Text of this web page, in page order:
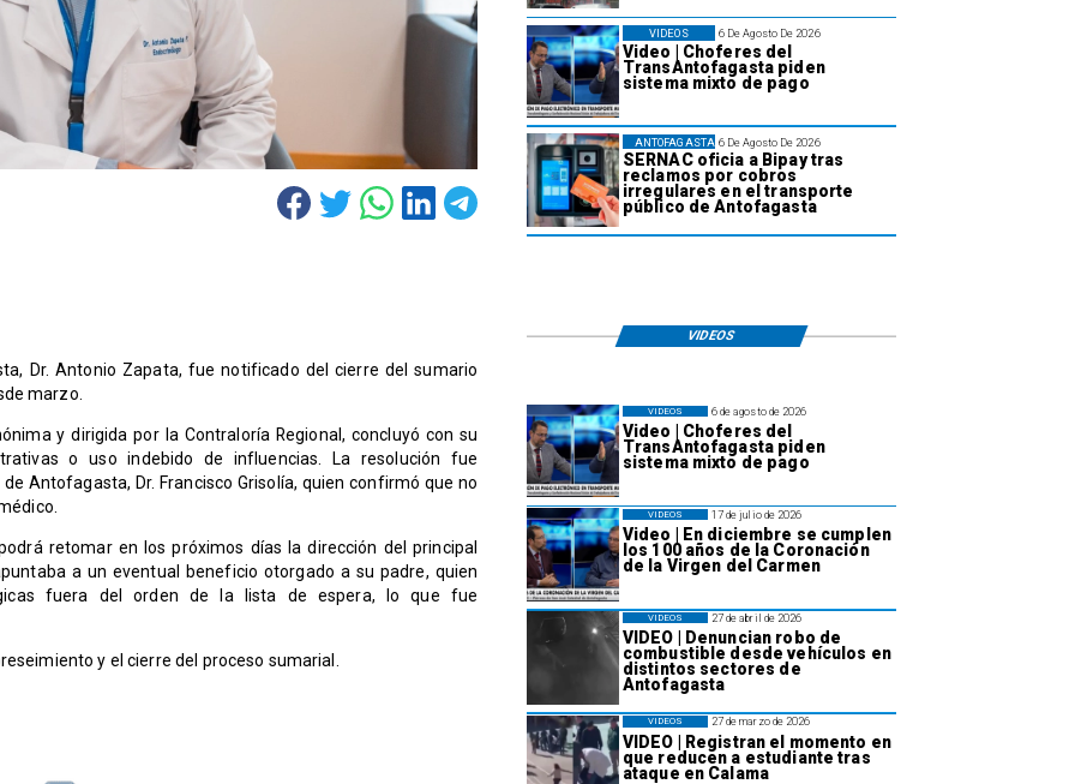
6 De Agosto De 2026
Video | Choferes del
TransAntofagasta piden
sistema mixto de pago
VIDEOS
6 De Agosto De 2026
SERNAC oficia a Bipay tras
reclamos por cobros
irregulares en el transporte
público de Antofagasta
ANTOFAGASTA
Dr. Antonio Zapata, fue notificado del cierre del sumario
marzo.
y dirigida por la Contraloría Regional, concluyó con su
o uso indebido de influencias. La resolución fue
Antofagasta, Dr. Francisco Grisolía, quien confirmó que no
retomar en los próximos días la dirección del principal
a un eventual beneficio otorgado a su padre, quien
fuera del orden de la lista de espera, lo que fue
y el cierre del proceso sumarial.
VIDEOS
6 de agosto de 2026
Video | Choferes del
TransAntofagasta piden
sistema mixto de pago
VIDEOS
17 de julio de 2026
Video | En diciembre se cumplen
los 100 años de la Coronación
de la Virgen del Carmen
VIDEOS
27 de abril de 2026
VIDEO | Denuncian robo de
combustible desde vehículos en
distintos sectores de
Antofagasta
VIDEOS
27 de marzo de 2026
VIDEO | Registran el momento en
que reducen a estudiante tras
ataque en Calama
VIDEOS